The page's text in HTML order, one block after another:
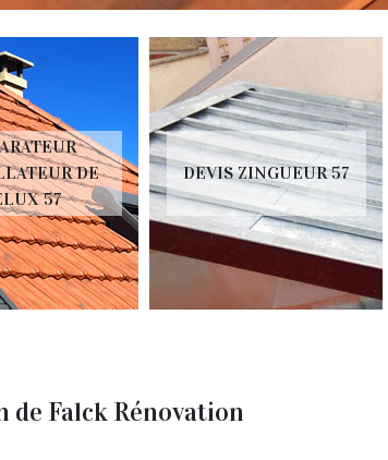
DE
57
DEVIS ZINGUEUR 57
Falck Rénovation